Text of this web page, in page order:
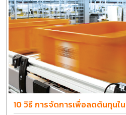
10 วิธี การจัดการเพื่อลดต้นทุนใ